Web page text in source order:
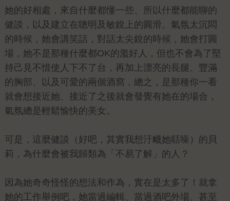
她的好相處，來自什麼都懂一些、所以什麼都能聊的
健談，以及建立在聰明及敏銳上的圓滑。氣氛太沉悶
的時候，她會講笑話，對話太尖銳的時候，她會打圓
場，她不是那種什麼都OK的濫好人，但也不會為了堅
持己見不惜使人下不了台，再加上漂亮的長腿、豐滿
的胸部、以及可愛的兩個酒窩，總之，是那種你一看
就會想接近她、接近了之後就會發覺有她在的場合，
氣氛總是輕鬆愉快的美女。
可是，這麼健談（好吧，其實我想汙衊她聒噪）的貝
莉，為什麼會被我歸類為「不易了解」的人？
因為她奇奇怪怪的想法和作為，實在是太多了！就拿
她的工作舉例吧，她當過編輯、當過酒吧外場、甚至